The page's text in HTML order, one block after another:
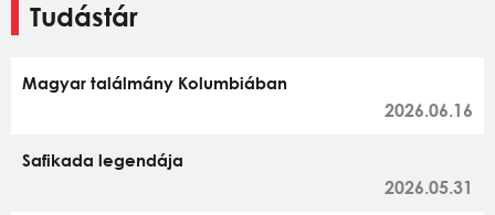
Tudástár
Magyar találmány Kolumbiában
2026.06.16
Safikada legendája
2026.05.31